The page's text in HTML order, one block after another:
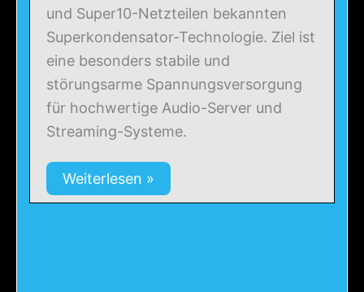
und Super10-Netzteilen bekannten
Superkondensator-Technologie. Ziel ist
eine besonders stabile und
störungsarme Spannungsversorgung
für hochwertige Audio-Server und
Streaming-Systeme.
Weiterlesen »